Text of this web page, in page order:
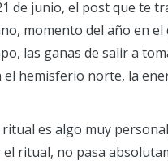
de junio, el post que te
momento del año en el
las ganas de salir a
el hemisferio norte, la
ritual es algo muy
ritual, no pasa